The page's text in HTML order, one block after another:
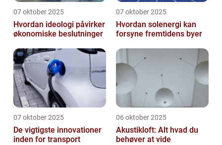
07 oktober 2025
Hvordan ideologi påvirker
økonomiske beslutninger
07 oktober 2025
Hvordan solenergi kan
forsyne fremtidens byer
07 oktober 2025
De vigtigste innovationer
inden for transport
06 oktober 2025
Akustikloft: Alt hvad du
behøver at vide